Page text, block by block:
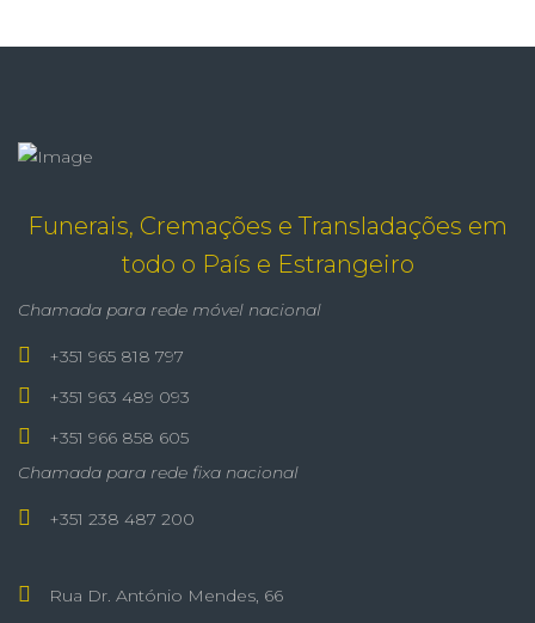
Funerais, Cremações e Transladações em
todo o País e Estrangeiro
Chamada para rede móvel nacional
+351 965 818 797
+351 963 489 093
+351 966 858 605
Chamada para rede fixa nacional
+351 238 487 200
Rua Dr. António Mendes, 66